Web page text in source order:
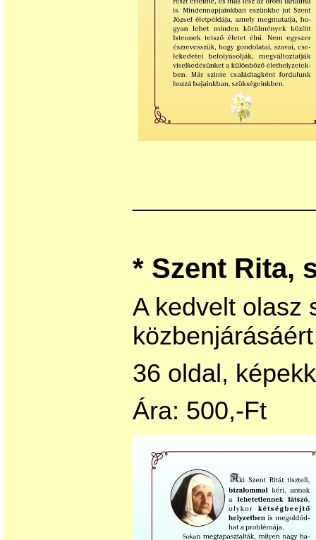
* Szent Rita,
A kedvelt olasz
közbenjárásáért
36 oldal,
Ára: 500,-Ft